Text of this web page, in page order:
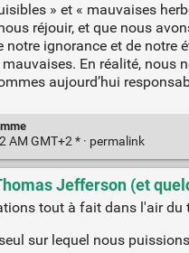
» et « mauvaises
réjouir, et que nous
notre ignorance et de notre
En réalité, nous
aujourd’hui
AM GMT+2 * · permalink
Jefferson (et
tout à fait dans l'air du
sur lequel nous